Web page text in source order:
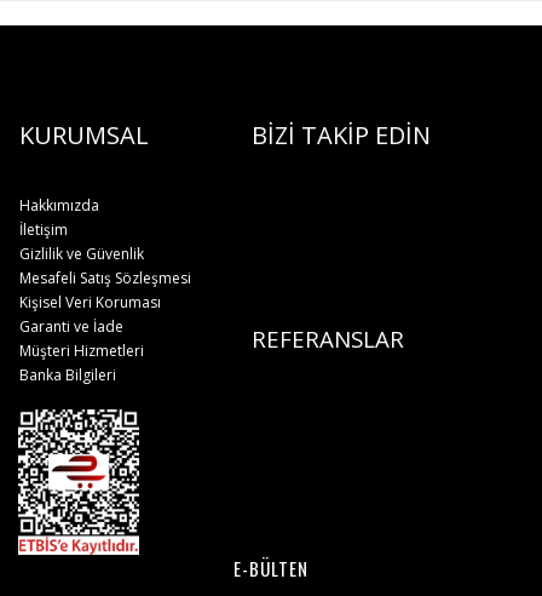
KURUMSAL BİZİ TAKİP EDİN
Hakkımızda
İletişim
Gizlilik ve Güvenlik
Mesafeli Satış Sözleşmesi
Kişisel Veri Koruması
REFERANSLAR
Garanti ve İade
Müşteri Hizmetleri
Banka Bilgileri
E-BÜLTEN